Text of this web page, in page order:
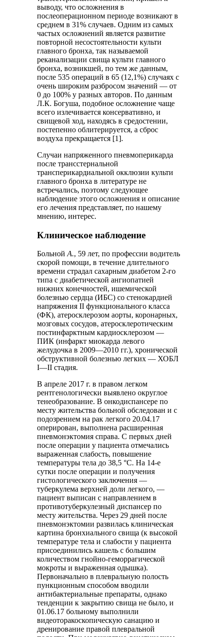
выводу, что осложнения в
послеоперационном периоде возникают в
среднем в 31% случаев. Одним из самых
частых осложнений является развитие
повторной несостоятельности культи
главного бронха, так называемой
реканализации свища культи главного
бронха, возникшей, по тем же данным,
после 535 операций в 65 (12,1%) случаях с
очень широким разбросом значений ― от
0 до 100% у разных авторов. По данным
Л.К. Богуша, подобное осложнение чаще
всего излечивается консервативно, и
свищевой ход, находясь в средостении,
постепенно облитерируется, а сброс
воздуха прекращается [1].
Случаи напряженного пневмоперикарда
после трансстернальной
трансперикардиальной окклюзии культи
главного бронха в литературе не
встречались, поэтому следующее
наблюдение этого осложнения и описание
его лечения представляет, по нашему
мнению, интерес.
Клиническое наблюдение
БольнойА., 59 лет, по профессии водитель
скорой помощи, в течение длительного
времени страдал сахарным диабетом 2-го
типа с диабетической ангиопатией
нижних конечностей, ишемической
болезнью сердца (ИБС) со стенокардией
напряжения II функционального класса
(ФК), атеросклерозом аорты, коронарных,
мозговых сосудов, атеросклеротическим
постинфарктным кардиосклерозом ―
ПИК (инфаркт миокарда левого
желудочка в 2009―2010 гг.), хронической
обструктивной болезнью легких ― ХОБЛ
I―II стадия.
В апреле 2017 г. в правом легком
рентгенологически выявлено округлое
тенеобразование. В онкодиспансере по
месту жительства больной обследован и с
подозрением на рак легкого 20.04.17
оперирован, выполнена расширенная
пневмонэктомия справа. С первых дней
после операции у пациента отмечались
выраженная слабость, повышение
температуры тела до 38,5 °С. На 14-е
сутки после операции и получения
гистологического заключения ―
туберкулема верхней доли легкого, ―
пациент выписан с направлением в
противотуберкулезный диспансер по
месту жительства. Через 29 дней после
пневмонэктомии развилась клиническая
картина бронхиального свища (к высокой
температуре тела и слабости у пациента
присоединились кашель с большим
количеством гнойно-геморрагической
мокроты и выраженная одышка).
Первоначально в плевральную полость
пункционным способом вводили
антибактериальные препараты, однако
тенденции к закрытию свища не было, и
01.06.17 больному выполнили
видеоторакоскопическую санацию и
дренирование правой плевральной